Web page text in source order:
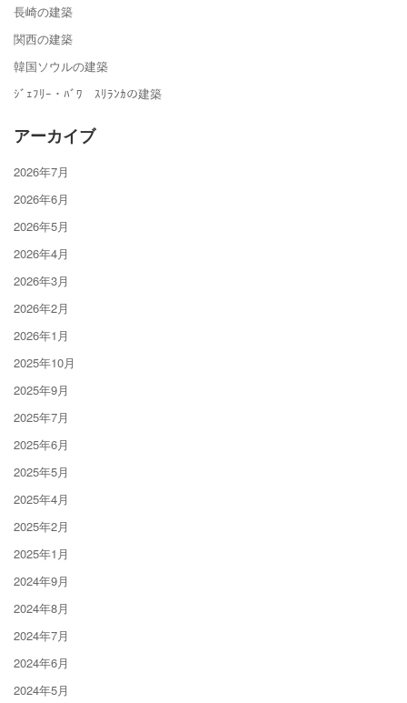
長崎の建築
関西の建築
韓国ソウルの建築
ｼﾞｪﾌﾘｰ・ﾊﾞﾜ ｽﾘﾗﾝｶの建築
アーカイブ
2026年7月
2026年6月
2026年5月
2026年4月
2026年3月
2026年2月
2026年1月
2025年10月
2025年9月
2025年7月
2025年6月
2025年5月
2025年4月
2025年2月
2025年1月
2024年9月
2024年8月
2024年7月
2024年6月
2024年5月